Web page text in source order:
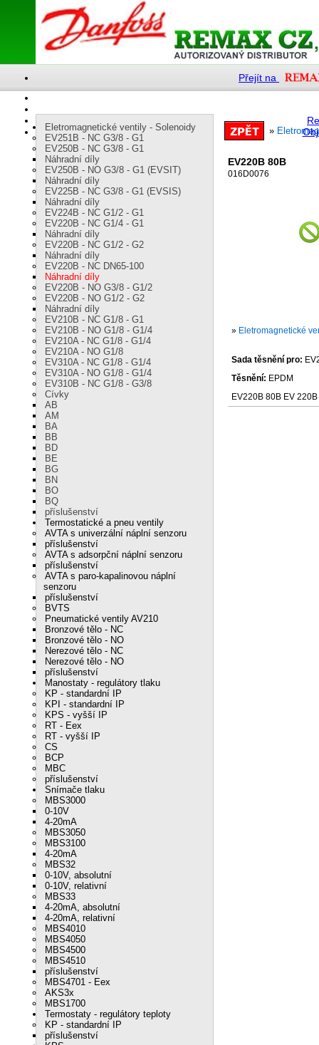
Přejít na
»
EV220B 80B
016D0076
» Eletromagnetické
Sada těsnění pro:
Těsnění: EPDM
EV220B 80B EV
Eletromagnetické ventily - Solenoidy
EV251B - NC G3/8 - G1
EV250B - NC G3/8 - G1
Náhradní díly
EV250B - NO G3/8 - G1 (EVSIT)
Náhradní díly
EV225B - NC G3/8 - G1 (EVSIS)
Náhradní díly
EV224B - NC G1/2 - G1
EV220B - NC G1/4 - G1
Náhradní díly
EV220B - NC G1/2 - G2
Náhradní díly
EV220B - NC DN65-100
Náhradní díly
EV220B - NO G3/8 - G1/2
EV220B - NO G1/2 - G2
Náhradní díly
EV210B - NC G1/8 - G1
EV210B - NO G1/8 - G1/4
EV210A - NC G1/8 - G1/4
EV210A - NO G1/8
EV310A - NC G1/8 - G1/4
EV310A - NO G1/8 - G1/4
EV310B - NC G1/8 - G3/8
Cívky
AB
AM
BA
BB
BD
BE
BG
BN
BO
BQ
příslušenství
Termostatické a pneu ventily
AVTA s univerzální náplní senzoru
příslušenství
AVTA s adsorpční náplní senzoru
příslušenství
AVTA s paro-kapalinovou náplní
senzoru
příslušenství
BVTS
Pneumatické ventily AV210
Bronzové tělo - NC
Bronzové tělo - NO
Nerezové tělo - NC
Nerezové tělo - NO
příslušenství
Manostaty - regulátory tlaku
KP - standardní IP
KPI - standardní IP
KPS - vyšší IP
RT - Eex
RT - vyšší IP
CS
BCP
MBC
příslušenství
Snímače tlaku
MBS3000
0-10V
4-20mA
MBS3050
MBS3100
4-20mA
MBS32
0-10V, absolutní
0-10V, relativní
MBS33
4-20mA, absolutní
4-20mA, relativní
MBS4010
MBS4050
MBS4500
MBS4510
příslušenství
MBS4701 - Eex
AKS3x
MBS1700
Termostaty - regulátory teploty
KP - standardní IP
příslušenství